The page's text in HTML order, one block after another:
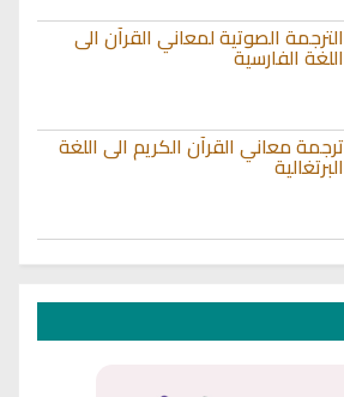
الترجمة الصوتية لمعاني القرآن الى
اللغة الفارسية
ترجمة معاني القرآن الكريم الى اللغة
البرتغالية